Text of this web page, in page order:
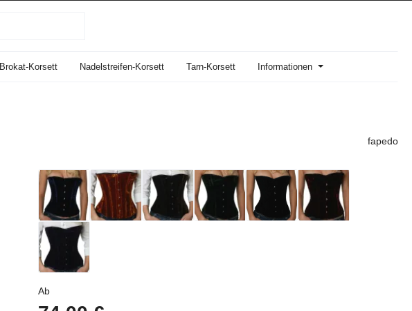
Brokat-Korsett Nadelstreifen-Korsett Tarn-Korsett Informationen
fapedo
AbRegulärer Preis: